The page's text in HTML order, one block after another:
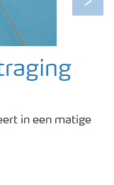
Next
in een matige